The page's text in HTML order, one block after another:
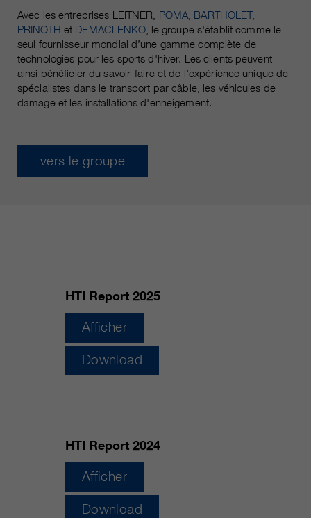
Avec les entreprises LEITNER, POMA BARTHOLET,
PRINOTH et DEMACLENKO, le groupe s'établit comme le
seul fournisseur mondial d’une gamme complète de
technologies pour les sports d'hiver. Les clients peuvent
ainsi bénéficier du savoir-faire et de l’expérience unique de
spécialistes dans le transport par câble, les véhicules de
damage et les installations d'enneigement.
vers le groupe
HTI Report 2025
Afficher
Download
HTI Report 2024
Afficher
Download
durée
pour la session actuelle du
navigateur
fin
C’est utilisé pour protéger contre
les spams causés par les spams.
fournisseur sgalinski Cookie Opt In
cookies statistiques
Name
_ga, _gid, _gat, __utma, __utmb,
__utmc, __utmd, __utmz
fournisseur Google Analytics
données de Google Analytics sur
qui nous aident à améliorer nos
Ces informations sont également
informations sur les cookies